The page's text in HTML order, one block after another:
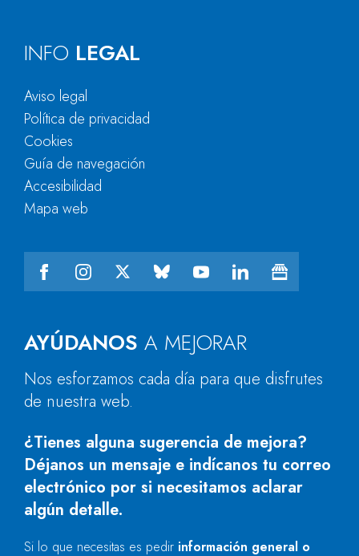
AYÚDANOS A MEJORAR
Nos esforzamos cada día para que disfrutes
de nuestra web.
¿Tienes alguna sugerencia de mejora?
Déjanos un mensaje e indícanos tu correo
electrónico por si necesitamos aclarar
algún detalle.
Si lo que necesitas es pedir información general o
INFO LEGAL
Aviso legal
Política de privacidad
Cookies
Guía de navegación
Accesibilidad
Mapa web